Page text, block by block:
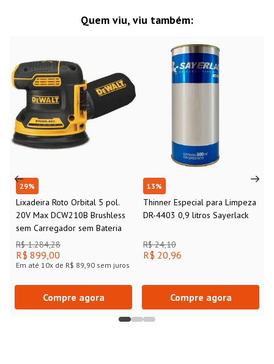
Quem viu, viu também:
29%
Lixadeira Roto Orbital 5 pol.
20V Max DCW210B Brushless
sem Carregador sem Bateria
R$ 1.284,28
R$ 899,00
Em até 10x de R$ 89,90 sem juros
Compre agora
13%
Thinner Especial para Limpeza
DR-4403 0,9 litros Sayerlack
R$ 24,10
R$ 20,96
Compre agora